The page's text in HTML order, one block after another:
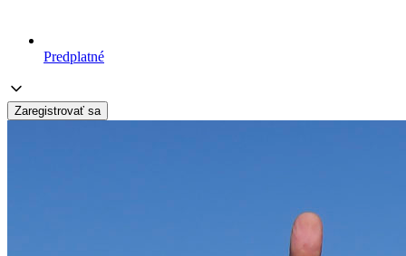
Predplatné
Zaregistrovať sa